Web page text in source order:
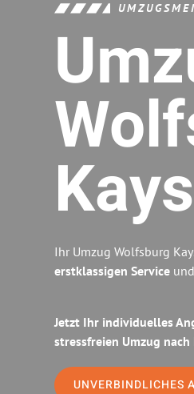
Ihr Umzug Wolfsburg
erstklassigen Service
Jetzt Ihr individuelles
stressfreien Umzug nach
UNVERBINDLICHES